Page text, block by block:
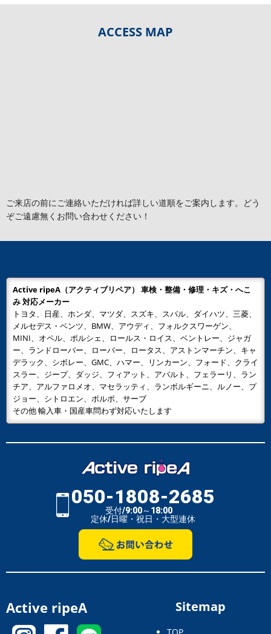
ACCESS MAP
ご来店の前にご連絡いただければ詳しい道順をご案内します。どう
ぞご遠慮無くお問い合わせください！
Active ripeA（アクティブリペア） 車検・整備・修理・キズ・へこ
み 対応メーカー
トヨタ、日産、ホンダ、マツダ、スズキ、スバル、ダイハツ、三菱、
メルセデス・ベンツ、BMW、アウディ、フォルクスワーゲン、
MINI、オペル、ポルシェ、ロールス・ロイス、ベントレー、ジャガ
ー、ランドローバー、ローバー、ロータス、アストンマーチン、キャ
デラック、シボレー、GMC、ハマー、リンカーン、フォード、クライ
スラー、ジープ、ダッジ、フィアット、アバルト、フェラーリ、ラン
チア、アルファロメオ、マセラッティ、ランボルギーニ、ルノー、プ
ジョー、シトロエン、ボルボ、サーブ
その他 輸入車・国産車問わず対応いたします
050-1808-2685
受付/9:00～18:00
定休/日曜・祝日・大型連休
Active ripeA Sitemap
TOP